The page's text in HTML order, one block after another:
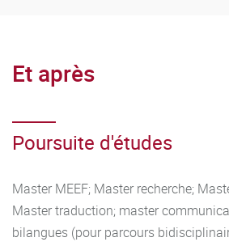
Étude d'une seconde langue vivante.
LLCER laisse une place substantielle à
travail personnel. L’étudiant doit donc
ou en équipe.
Et après
Poursuite d'études
Master MEEF; Master recherche;
Master traduction; master
bilangues (pour parcours